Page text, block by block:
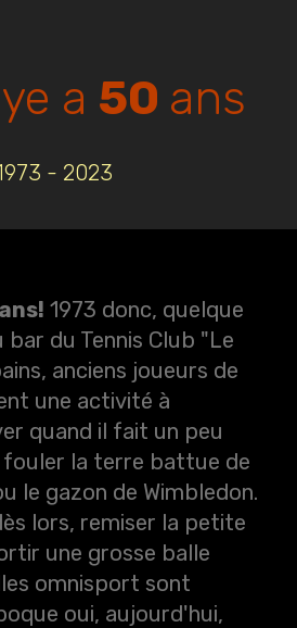
a 50 ans
- 2023
1973 donc, quelque
du Tennis Club "Le
anciens joueurs de
une activité à
quand il fait un peu
la terre battue de
le gazon de Wimbledon.
lors, remiser la petite
une grosse balle
omnisport sont
oui, aujourd'hui,